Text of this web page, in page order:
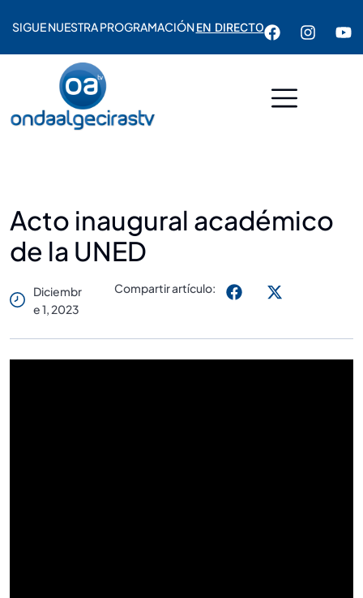
SIGUE NUESTRA PROGRAMACIÓNEN DIRECTO
Acto inaugural académico
de la UNED
Diciembr
E 1, 2023
Compartir artículo: